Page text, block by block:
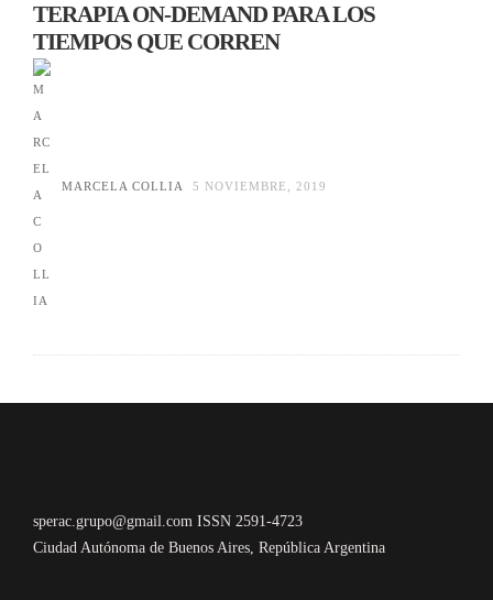
TERAPIA ON-DEMAND PARA LOS
TIEMPOS QUE CORREN
MARCELA COLLIA 5 NOVIEMBRE, 2019
sperac.grupo@gmail.com ISSN 2591-4723
Ciudad Autónoma de Buenos Aires, República Argentina